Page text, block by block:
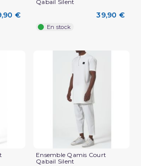
€
Qabail Silent
39,90 €
En stock
Ensemble Qamis Court
Qabail Silent